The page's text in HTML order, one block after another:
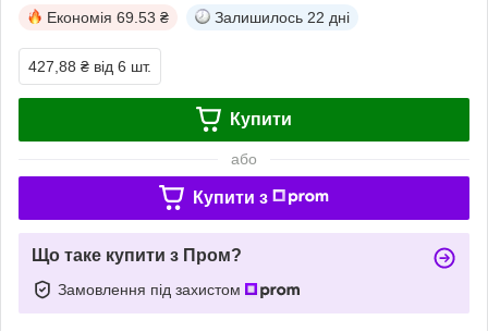
Економія 69.53 ₴ Залишилось 22 дні
427,88 ₴ від 6 шт.
Купити
або
Купити з
Що таке купити з Пром?
Замовлення під захистом